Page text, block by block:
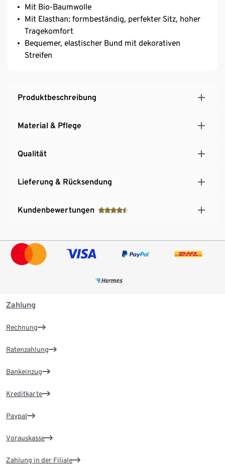
Mit Bio-Baumwolle
Mit Elasthan: formbeständig, perfekter Sitz, hoher
Tragekomfort
Bequemer, elastischer Bund mit dekorativen
Streifen
Produktbeschreibung
Material & Pflege
Qualität
Lieferung & Rücksendung
Kundenbewertungen
Zahlung
Rechnung
Ratenzahlung
Bankeinzug
Kreditkarte
Paypal
Vorauskasse
Zahlung in der Filiale